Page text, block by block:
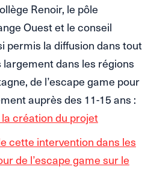
Renoir, le pôle
Ouest et le conseil
permis la diffusion dans tout
dans les régions
de l’escape game pour
auprès des 11-15 ans :
création du projet
cette intervention dans les
de l’escape game sur le